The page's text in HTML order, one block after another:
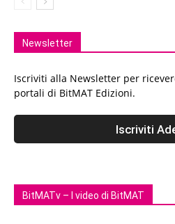
Newsletter
Iscriviti alla Newsletter per
portali di BitMAT Edizioni.
BitMATv – I video di BitMAT